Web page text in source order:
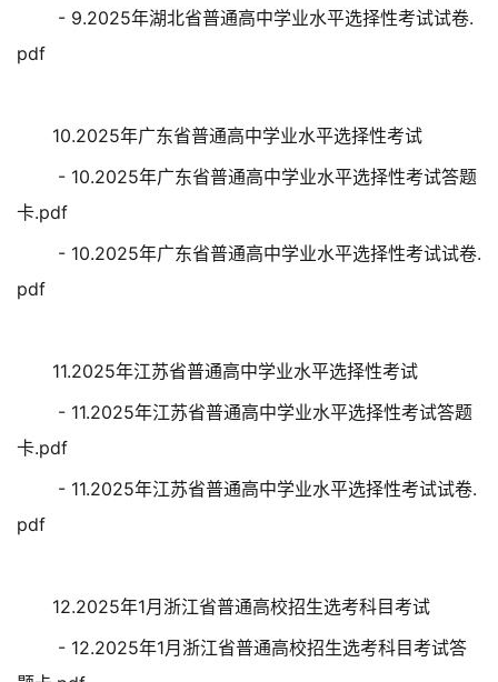
- 9.2025年湖北省普通高中学业水平选择性考试试卷.
pdf
10.2025年广东省普通高中学业水平选择性考试
- 10.2025年广东省普通高中学业水平选择性考试答题
卡.pdf
- 10.2025年广东省普通高中学业水平选择性考试试卷.
pdf
11.2025年江苏省普通高中学业水平选择性考试
- 11.2025年江苏省普通高中学业水平选择性考试答题
卡.pdf
- 11.2025年江苏省普通高中学业水平选择性考试试卷.
pdf
12.2025年1月浙江省普通高校招生选考科目考试
- 12.2025年1月浙江省普通高校招生选考科目考试答